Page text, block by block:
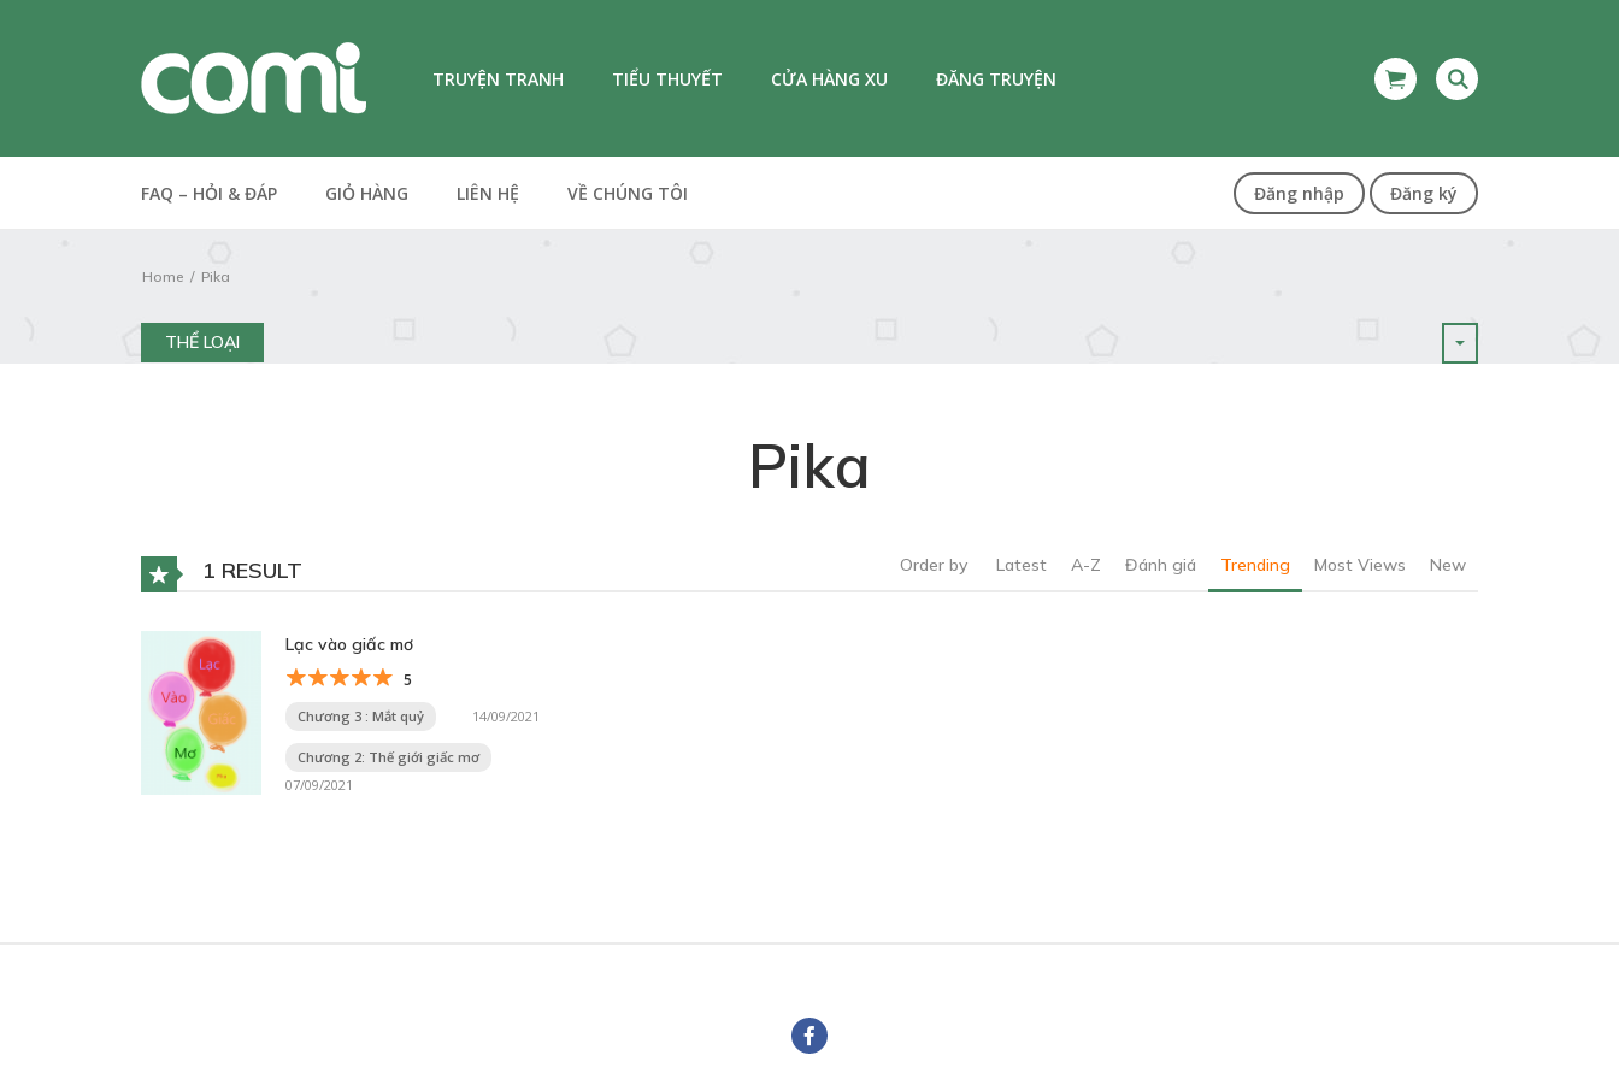
TRUYỆN TRANH TIỂU THUYẾT CỬA HÀNG XU ĐĂNG TRUYỆN
FAQ – HỎI & ĐÁP GIỎ HÀNG LIÊN HỆ VỀ CHÚNG TÔI Đăng nhập Đăng ký
Home Pika
THỂ LOẠI
Pika
1 RESULT Order by Latest A-Z Đánh giá Trending Most Views New
Lạc vào giấc mơ
5
Chương 3 : Mắt quỷ 14/09/2021
Chương 2: Thế giới giấc mơ
07/09/2021